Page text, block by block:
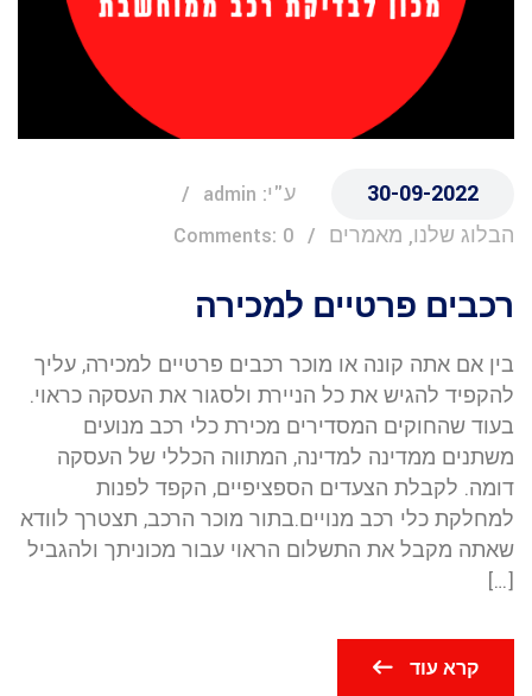
30-09-2022
ע"י: admin
הבלוג שלנו, מאמרים
Comments: 0
רכבים פרטיים למכירה
בין אם אתה קונה או מוכר רכבים פרטיים למכירה, עליך
להקפיד להגיש את כל הניירת ולסגור את העסקה כראוי.
בעוד שהחוקים המסדירים מכירת כלי רכב מנועים
משתנים ממדינה למדינה, המתווה הכללי של העסקה
דומה. לקבלת הצעדים הספציפיים, הקפד לפנות
למחלקת כלי רכב מנויים.בתור מוכר הרכב, תצטרך לוודא
שאתה מקבל את התשלום הראוי עבור מכוניתך ולהגביל
[…]
קרא עוד